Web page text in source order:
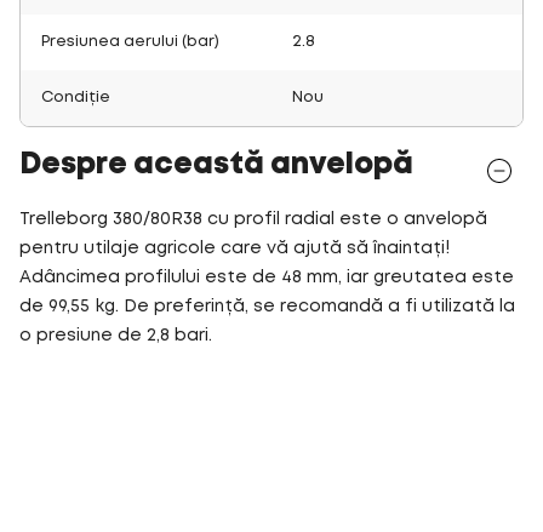
Presiunea aerului (bar) 2.8
Condiție Nou
Despre această anvelopă
Trelleborg 380/80R38 cu profil radial este o anvelopă
pentru utilaje agricole care vă ajută să înaintați!
Adâncimea profilului este de 48 mm, iar greutatea este
de 99,55 kg. De preferință, se recomandă a fi utilizată la
o presiune de 2,8 bari.